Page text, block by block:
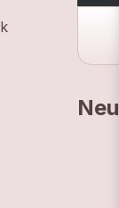
Neu